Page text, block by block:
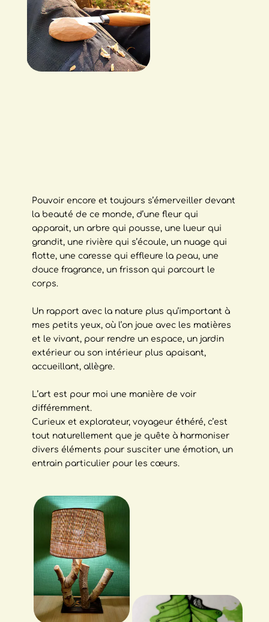
Pouvoir encore et toujours s’émerveiller devant
la beauté de ce monde, d’une fleur qui
apparait, un arbre qui pousse, une lueur qui
grandit, une rivière qui s’écoule, un nuage qui
flotte, une caresse qui effleure la peau, une
douce fragrance, un frisson qui parcourt le
corps.
Un rapport avec la nature plus qu’important à
mes petits yeux, où l’on joue avec les matières
et le vivant, pour rendre un espace, un jardin
extérieur ou son intérieur plus apaisant,
accueillant, allègre.
L’art est pour moi une manière de voir
différemment.
Curieux et explorateur, voyageur éthéré, c’est
tout naturellement que je quête à harmoniser
divers éléments pour susciter une émotion, un
entrain particulier pour les cœurs.